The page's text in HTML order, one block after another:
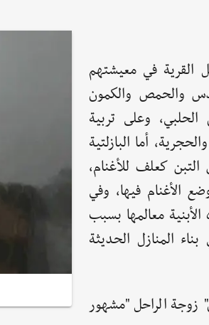
في معيشتهم
والحمص والكمون
الحلبي، وعلى تربية
أما البازلتية
التبن كعلف للأغنام،
الأغنام فيها، وفي
معالمها بسبب
المنازل الحديثة
زوجة الراحل "مشهور